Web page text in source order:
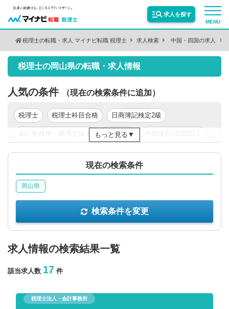
MENU
求人を探す
サービス紹介
転職お役立ち情報
業界情報
求人情報
税理士の転職・求人 マイナビ転職 税理士 求人検索 中国・四国の求人
税理士の岡山県の転職・求人情報
人気の条件 （現在の検索条件に追加）
税理士 税理士科目合格 日商簿記検定2級
未経験可
年収200万円以上 年収300万円以上 年収400万円以上
東京都 関東
もっと見る
求人情報の検索結果一覧
該当求人数 17 件
税理士法人・会計事務所
現在の検索条件
岡山県
検索条件を変更
保有資格 絞り込む
業種